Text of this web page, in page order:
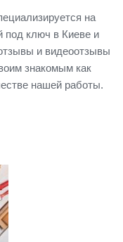
на
под ключ в Киеве и
и видеоотзывы
знакомым как
нашей работы.